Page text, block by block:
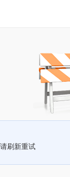
刷新重试